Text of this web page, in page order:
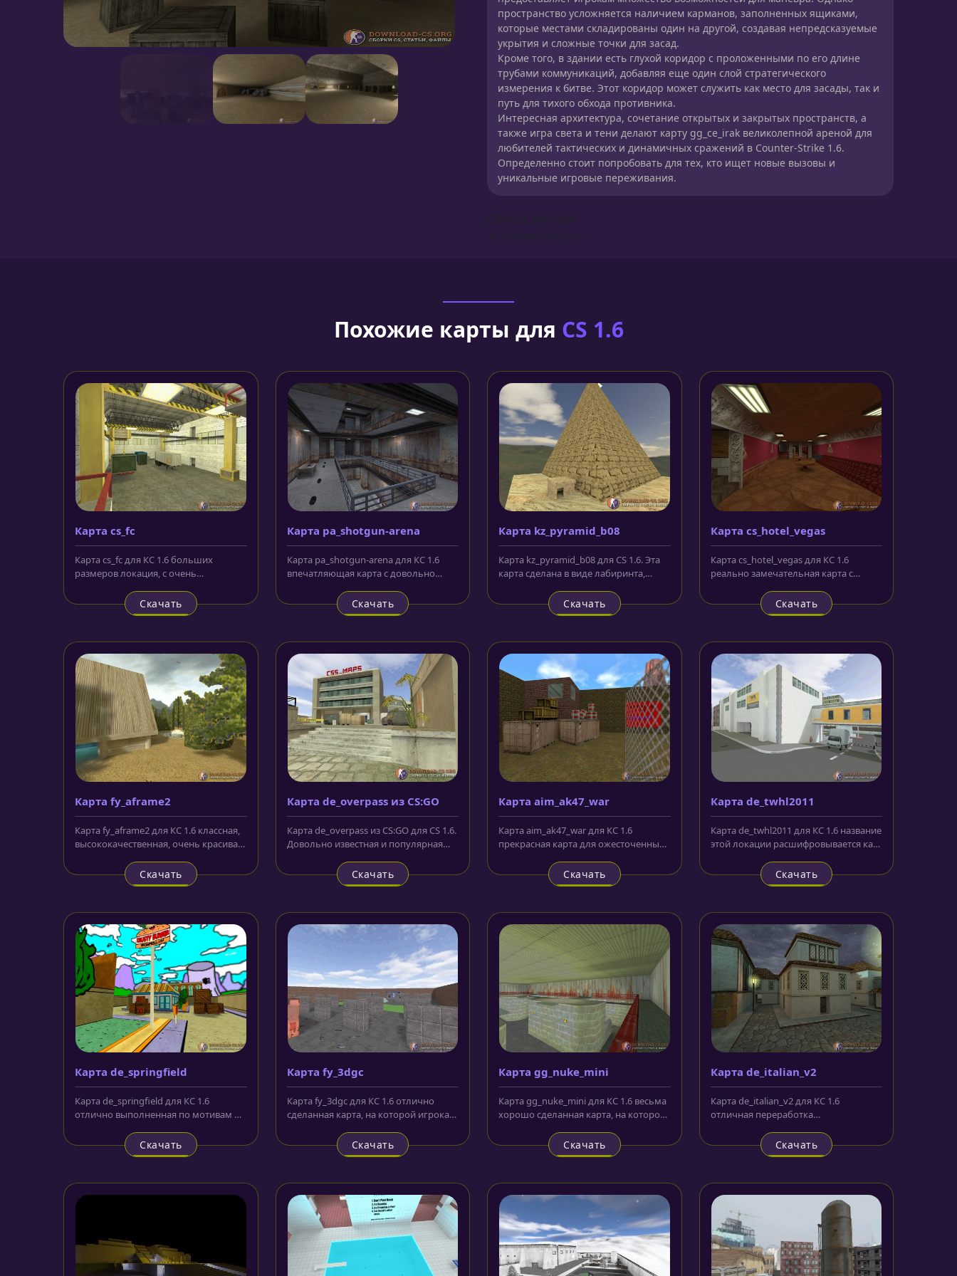
пространство усложняется наличием карманов, заполненных ящиками,
которые местами складированы один на другой, создавая непредсказуемые
укрытия и сложные точки для засад.
Кроме того, в здании есть глухой коридор с проложенными по его длине
трубами коммуникаций, добавляя еще один слой стратегического
измерения к битве. Этот коридор может служить как место для засады, так и
путь для тихого обхода противника.
Интересная архитектура, сочетание открытых и закрытых пространств, а
также игра света и тени делают карту gg_ce_irak великолепной ареной для
любителей тактических и динамичных сражений в Counter-Strike 1.6.
Определенно стоит попробовать для тех, кто ищет новые вызовы и
уникальные игровые переживания.
Похожие карты для CS 1.6
Карта cs_fc
Карта cs_fc для КС 1.6 больших
размеров локация, с очень
интересным...
Скачать
Карта pa_shotgun-arena
Карта pa_shotgun-arena для КС 1.6
впечатляющая карта с довольно
Скачать
Карта kz_pyramid_b08
Карта kz_pyramid_b08 для CS 1.6. Эта
карта сделана в виде лабиринта,
Скачать
Карта cs_hotel_vegas
Карта cs_hotel_vegas для КС 1.6
реально замечательная карта с
Скачать
Карта fy_aframe2
Карта fy_aframe2 для КС 1.6 классная,
высококачественная, очень красивая
Скачать
Карта de_overpass из CS:GO
Карта de_overpass из CS:GO для CS 1.6.
Довольно известная и популярная
Скачать
Карта aim_ak47_war
Карта aim_ak47_war для КС 1.6
прекрасная карта для ожесточенных
своими...
Скачать
Карта de_twhl2011
Карта de_twhl2011 для КС 1.6 название
этой локации расшифровывается как
Скачать
Карта de_springfield
Карта de_springfield для КС 1.6
отлично выполненная по мотивам и
Скачать
Карта fy_3dgc
Карта fy_3dgc для КС 1.6 отлично
сделанная карта, на которой игрокам
Скачать
Карта gg_nuke_mini
Карта gg_nuke_mini для КС 1.6 весьма
хорошо сделанная карта, на которой
Скачать
Карта de_italian_v2
Карта de_italian_v2 для КС 1.6
отличная переработка
подобным...
Скачать